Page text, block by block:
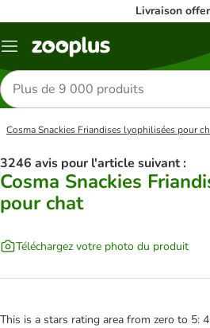
Livraison
Menu
Rechercher
des
produits
Cosma Snackies Friandises lyophilisées pour
3246 avis pour l'article suivant :
Cosma Snackies
pour chat
Téléchargez votre photo du produit
This is a stars rating area from zero to 5: